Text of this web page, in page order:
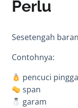
Perlu
Sesetengah
Contohnya:
pencuci
span
garam